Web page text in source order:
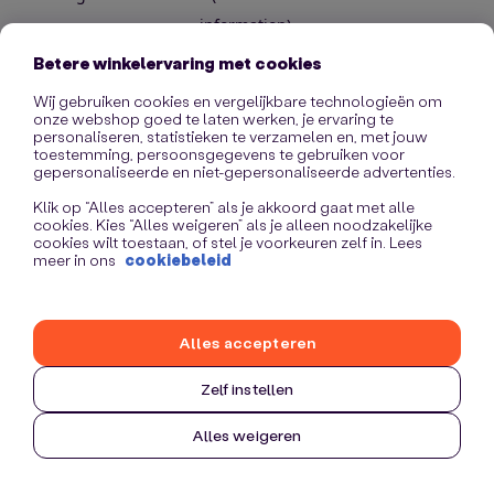
information).
Betere winkelervaring met cookies
Wij gebruiken cookies en vergelijkbare technologieën om
onze webshop goed te laten werken, je ervaring te
personaliseren, statistieken te verzamelen en, met jouw
toestemming, persoonsgegevens te gebruiken voor
gepersonaliseerde en niet-gepersonaliseerde advertenties.
Klik op “Alles accepteren” als je akkoord gaat met alle
cookies. Kies “Alles weigeren” als je alleen noodzakelijke
cookies wilt toestaan, of stel je voorkeuren zelf in. Lees
meer in ons cookiebeleid
Zelf instellen
Alles weigeren
Alles accepteren